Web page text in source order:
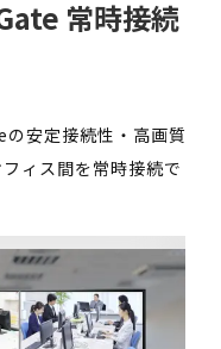
常時接続
安定接続性・高画質
ィス間を常時接続で